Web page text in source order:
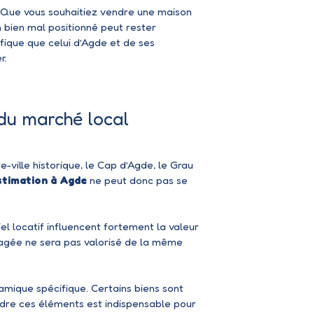
vous souhaitiez vendre une maison
mal positionné peut rester
que celui d’Agde et de ses
marché local
historique, le Cap d’Agde, le Grau
à Agde ne peut donc pas se
locatif influencent fortement la valeur
ne sera pas valorisé de la même
spécifique. Certains biens sont
ces éléments est indispensable pour